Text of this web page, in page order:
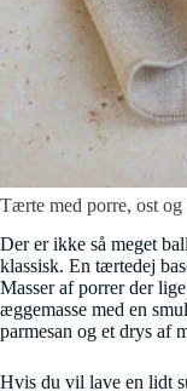
Tærte med porre, ost og
Der er ikke så meget
klassisk. En tærtedej
Masser af porrer der
æggemasse med en
parmesan og et drys af
Hvis du vil lave en lidt